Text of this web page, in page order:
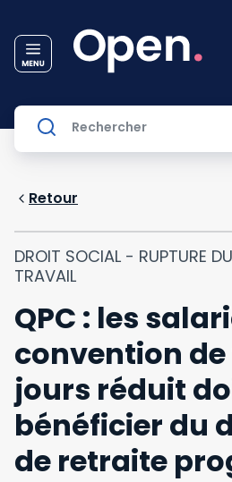
Retour
DROIT SOCIAL - RUPTURE
TRAVAIL
QPC : les
convention
jours réduit
bénéficier du
de retraite